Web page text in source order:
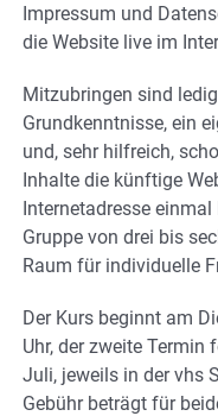
Impressum und
die Website live im
Mitzubringen sind
Grundkenntnisse, ein
und, sehr hilfreich,
Inhalte die künftige
Internetadresse
Gruppe von drei bis
Raum für individuelle
Der Kurs beginnt am
Uhr, der zweite Termin
Juli, jeweils in der vhs
Gebühr beträgt für